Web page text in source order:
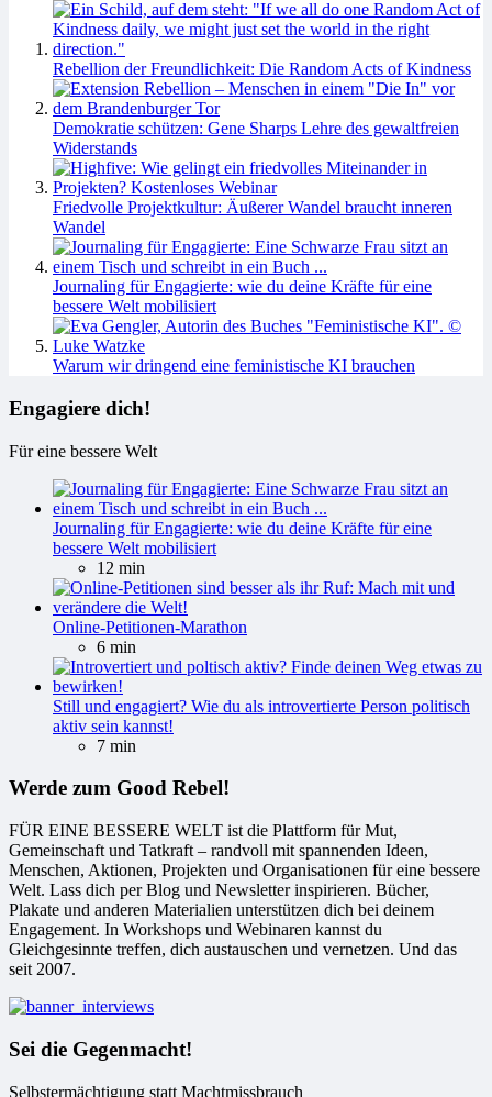
Rebellion der Freundlichkeit: Die Random Acts of Kindness
Demokratie schützen: Gene Sharps Lehre des gewaltfreien
Widerstands
Friedvolle Projektkultur: Äußerer Wandel braucht inneren
Wandel
Journaling für Engagierte: wie du deine Kräfte für eine
bessere Welt mobilisiert
Warum wir dringend eine feministische KI brauchen
Engagiere dich!
Für eine bessere Welt
Journaling für Engagierte: wie du deine Kräfte für eine
bessere Welt mobilisiert
12 min
Online-Petitionen-Marathon
6 min
Still und engagiert? Wie du als introvertierte Person politisch
aktiv sein kannst!
7 min
Werde zum Good Rebel!
FÜR EINE BESSERE WELT ist die Plattform für Mut,
Gemeinschaft und Tatkraft – randvoll mit spannenden Ideen,
Menschen, Aktionen, Projekten und Organisationen für eine bessere
Welt. Lass dich per Blog und Newsletter inspirieren. Bücher,
Plakate und anderen Materialien unterstützen dich bei deinem
Engagement. In Workshops und Webinaren kannst du
Gleichgesinnte treffen, dich austauschen und vernetzen. Und das
seit 2007.
Sei die Gegenmacht!
Selbstermächtigung statt Machtmissbrauch